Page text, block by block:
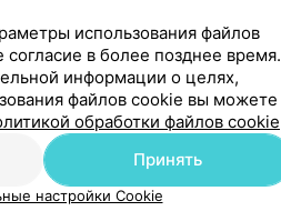
врач.
использования файлов
в более позднее время.
информации о целях,
файлов cookie вы можете
обработки файлов cookie
Принять
настройки Cookie